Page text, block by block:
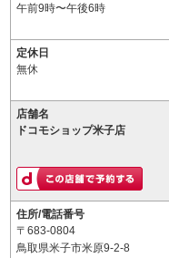
午前9時〜午後6時
定休日
無休
店舗名
ドコモショップ米子店
住所/電話番号
〒683-0804
鳥取県米子市米原9-2-8